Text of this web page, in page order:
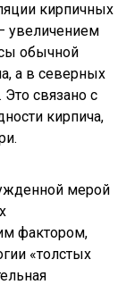
кирпичных
увеличением
обычной
а в северных
Это связано с
кирпича,
мерой
фактором,
«толстых